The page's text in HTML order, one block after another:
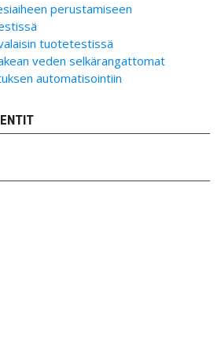
perustamiseen
tuotetestissä
veden selkärangattomat
automatisointiin